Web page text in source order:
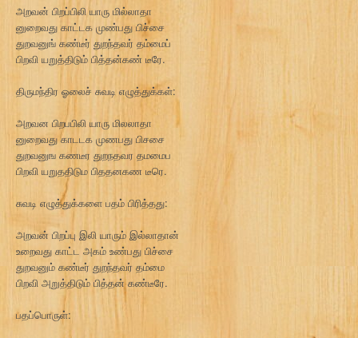
அறவன் பிறப்பிலி யாரு மில்லாதா
னுறைவது காட்டக முண்பது பிச்சை
துறவனுங் கண்டீர் துறந்தவர் தம்மைப்
பிறவி யறுத்திடும் பித்தன்கண் டீரே.
திருமந்திர ஓலைச் சுவடி எழுத்துக்கள்:
அறவன பிறபபிலி யாரு மிலலாதா
னுறைவது காடடக முணபது பிசசை
துறவனுங கணடீர துறநதவர தமமைப
பிறவி யறுததிடும பிததனகண டீரெ.
சுவடி எழுத்துக்களை பதம் பிரித்தது:
அறவன் பிறப்பு இலி யாரும் இல்லாதான்
உறைவது காட்ட அகம் உண்பது பிச்சை
துறவனும் கண்டீர் துறந்தவர் தம்மை
பிறவி அறுத்திடும் பித்தன் கண்டீரே.
பதப்பொருள்: